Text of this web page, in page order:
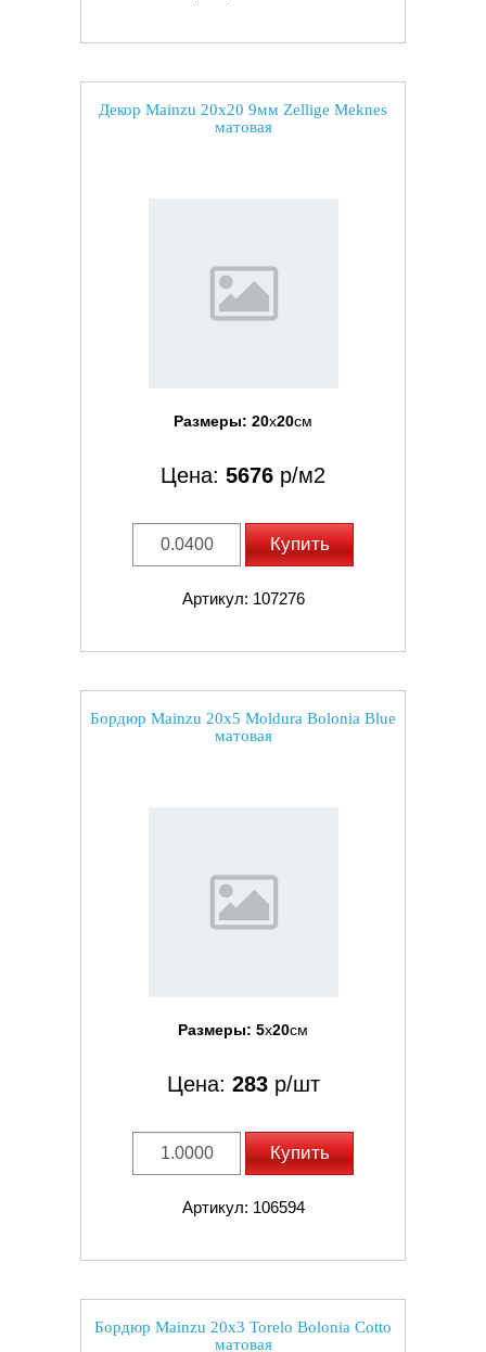
Декор Mainzu 20x20 9мм Zellige Meknes
матовая
Размеры: 20x20см
Цена: 5676 р/м2
Купить
Артикул: 107276
Бордюр Mainzu 20x5 Moldura Bolonia Blue
матовая
Размеры: 5x20см
Цена: 283р/шт
Купить
Артикул: 106594
Бордюр Mainzu 20x3 Torelo Bolonia Cotto
матовая